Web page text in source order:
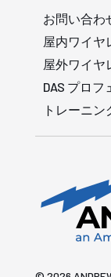
お問い合わ
屋内ワイヤ
屋外ワイヤ
DAS プロ
トレーニン